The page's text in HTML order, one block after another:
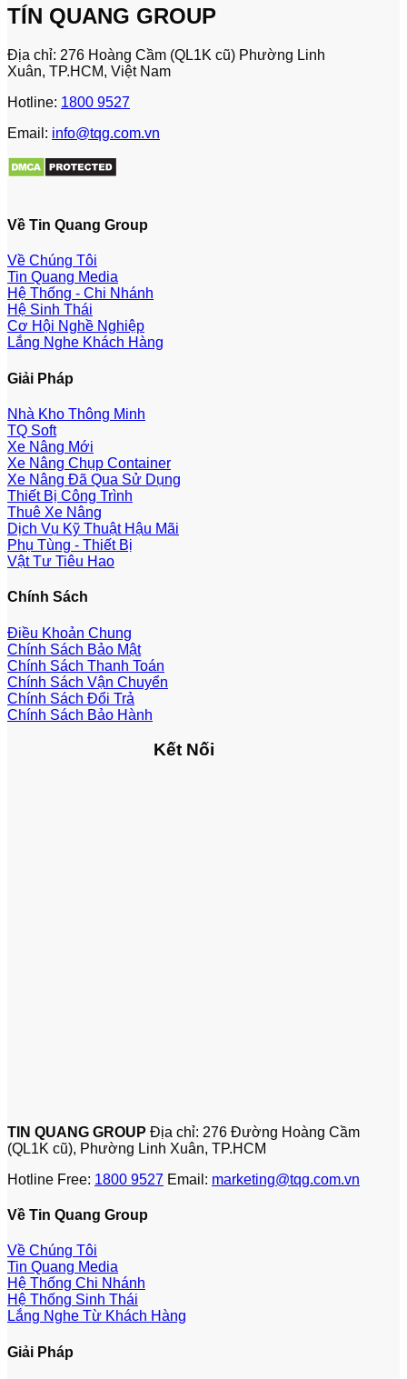
TÍN QUANG GROUP
Địa chỉ: 276 Hoàng Cầm (QL1K cũ) Phường Linh
Xuân, TP.HCM, Việt Nam
Hotline: 1800 9527
Email: info@tqg.com.vn
Về Tin Quang Group
Về Chúng Tôi
Tin Quang Media
Hệ Thống - Chi Nhánh
Hệ Sinh Thái
Cơ Hội Nghề Nghiệp
Lắng Nghe Khách Hàng
Giải Pháp
Nhà Kho Thông Minh
TQ Soft
Xe Nâng Mới
Xe Nâng Chụp Container
Xe Nâng Đã Qua Sử Dụng
Thiết Bị Công Trình
Thuê Xe Nâng
Dịch Vụ Kỹ Thuật Hậu Mãi
Phụ Tùng - Thiết Bị
Vật Tư Tiêu Hao
Chính Sách
Điều Khoản Chung
Chính Sách Bảo Mật
Chính Sách Thanh Toán
Chính Sách Vận Chuyển
Chính Sách Đổi Trả
Chính Sách Bảo Hành
Kết Nối
TIN QUANG GROUP Địa chỉ: 276 Đường Hoàng Cầm
(QL1K cũ), Phường Linh Xuân, TP.HCM
Hotline Free: 1800 9527 Email: marketing@tqg.com.vn
Về Tin Quang Group
Về Chúng Tôi
Tin Quang Media
Hệ Thống Chi Nhánh
Hệ Thống Sinh Thái
Lắng Nghe Từ Khách Hàng
Giải Pháp